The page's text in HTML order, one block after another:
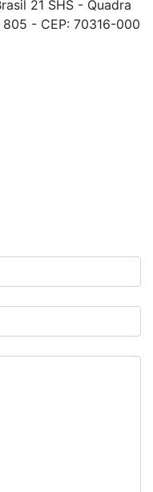
21 SHS - Quadra
- CEP: 70316-000